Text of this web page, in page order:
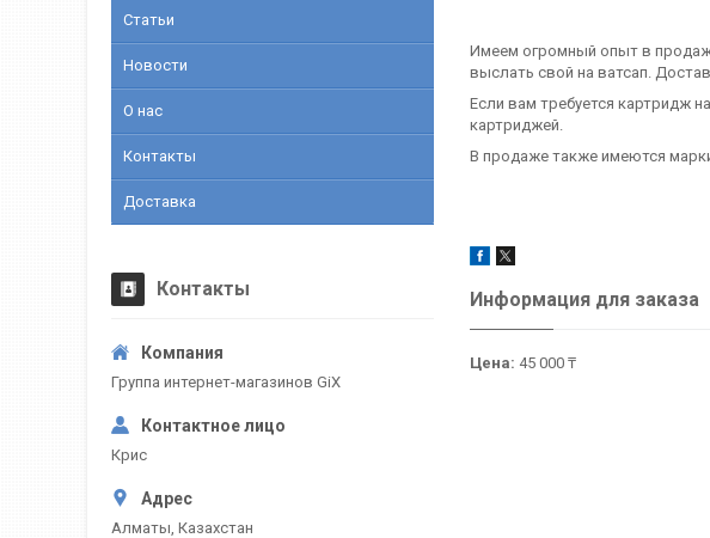
Имеем огромный опыт в
выслать свой на ватсап.
Если вам требуется картридж
картриджей.
В продаже также имеются
Информация для заказа
Цена: 45 000 ₸
Статьи
Новости
О нас
Контакты
Доставка
Контакты
Группа интернет-магазинов GiX
Крис
Алматы, Казахстан